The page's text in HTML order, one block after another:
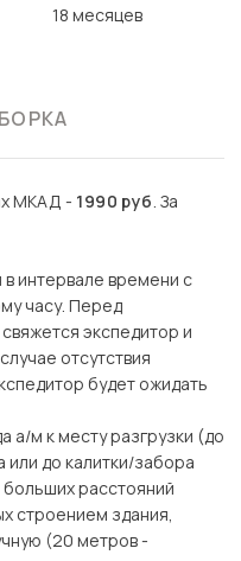
18 месяцев
МКАД - 1990 руб. За
интервале времени с
часу. Перед
экспедитор и
отсутствия
будет ожидать
а/м к месту разгрузки (до
до калитки/забора
расстояний
строением здания,
(20 метров -